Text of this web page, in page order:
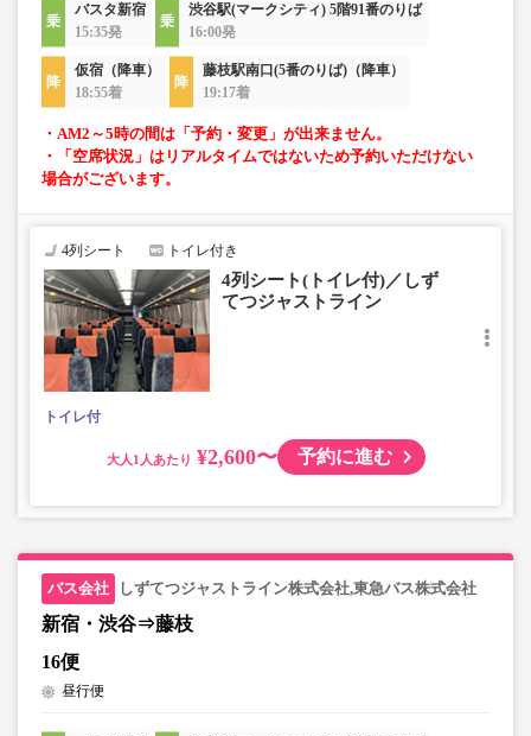
バスタ新宿
15:35発
渋谷駅(マークシティ) 5階91番のりば
16:00発
仮宿（降車）
18:55着
藤枝駅南口(5番のりば)（降車）
19:17着
・AM2～5時の間は「予約・変更」が出来ません。
・「空席状況」はリアルタイムではないため予約いただけない
場合がございます。
4列シート トイレ付き
4列シート(トイレ付)／しず
てつジャストライン
トイレ付
大人 ¥2,600〜 予約に進む
しずてつジャストライン株式会社,東急バス株式会社
新宿・渋谷⇒藤枝
16便
昼行便